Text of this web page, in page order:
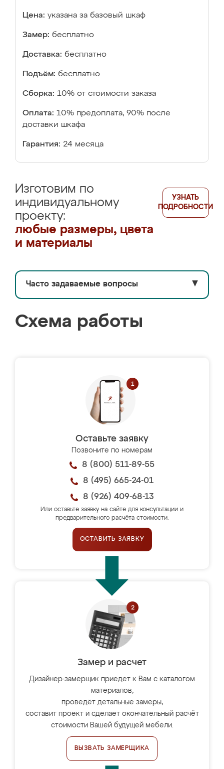
Цена: указана за базовый шкаф
Замер: бесплатно
Доставка: бесплатно
Подъём: бесплатно
Сборка: 10% от стоимости заказа
Оплата: 10% предоплата, 90% после
доставки шкафа
Гарантия: 24 месяца
Изготовим по
индивидуальному
проекту:
любые размеры, цвета
и материалы
УЗНАТЬ
ПОДРОБНОСТИ
Часто задаваемые вопросы ▼
Схема работы
Оставьте заявку
Позвоните по номерам
8 (800) 511-89-55
8 (495) 665-24-01
8 (926) 409-68-13
Или оставьте заявку на сайте для консультации и
предварительного расчёта стоимости.
ОСТАВИТЬ ЗАЯВКУ
Замер и расчет
Дизайнер-замерщик приедет к Вам с каталогом
материалов,
проведёт детальные замеры,
составит проект и сделает окончательный расчёт
стоимости Вашей будущей мебели.
ВЫЗВАТЬ ЗАМЕРЩИКА